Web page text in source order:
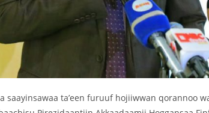
saayinsawaa ta’een furuuf hojiiwwan qorannoo